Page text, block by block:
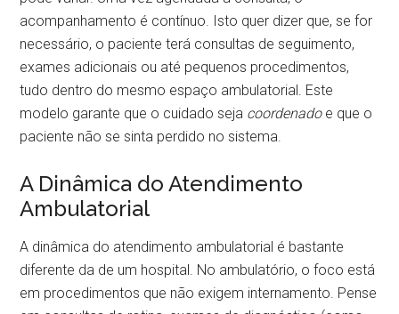
acompanhamento é contínuo. Isto quer dizer que, se for
necessário, o paciente terá consultas de seguimento,
exames adicionais ou até pequenos procedimentos,
tudo dentro do mesmo espaço ambulatorial. Este
modelo garante que o cuidado seja coordenadoe que o
paciente não se sinta perdido no sistema.
A Dinâmica do Atendimento
Ambulatorial
A dinâmica do atendimento ambulatorial é bastante
diferente da de um hospital. No ambulatório, o foco está
em procedimentos que não exigem internamento. Pense